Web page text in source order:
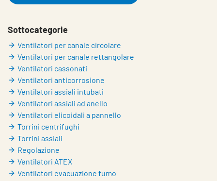
Sottocategorie
Ventilatori per canale circolare
Ventilatori per canale rettangolare
Ventilatori cassonati
Ventilatori anticorrosione
Ventilatori assiali intubati
Ventilatori assiali ad anello
Ventilatori elicoidali a pannello
Torrini centrifughi
Torrini assiali
Regolazione
Ventilatori ATEX
Ventilatori evacuazione fumo